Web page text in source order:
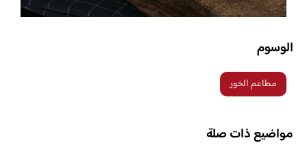
الوسوم
مطاعم الخور
مواضيع ذات صلة